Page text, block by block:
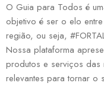
O Guia para Todos é
objetivo é ser o elo
região, ou seja,
Nossa plataforma
produtos e serviços
relevantes para tornar o